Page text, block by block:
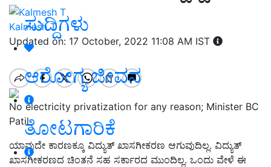
ಸುದ್ದಿಗಳು
ಆರೋಗ್ಯ ಜೀವನ
ತೋಟಗಾರಿಕೆ
Kalmesh T
Updated on: 17 October, 2022 11:08 AM IST
No electricity privatization for any reason; Minister BC
Patil
ಯಾವುದೇ ಕಾರಣಕ್ಕೂ ವಿದ್ಯುತ್‌ ಖಾಸಗೀಕರಣ ಆಗುವುದಿಲ್ಲ. ವಿದ್ಯುತ್
ಖಾಸಗೀಕರಣದ ಚಿಂತನೆ ಸಹ ಸರ್ಕಾರದ ಮುಂದಿಲ್ಲ. ಒಂದು ವೇಳೆ ಈ